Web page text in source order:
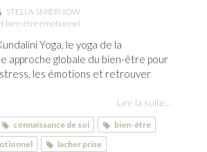
STELLA SMIERNOW
bien-être émotionnel
Yoga, le yoga de la
approche globale du bien-être pour
les émotions et retrouver
Lire la suite...
connaissance de soi
bien-être
lacher prise